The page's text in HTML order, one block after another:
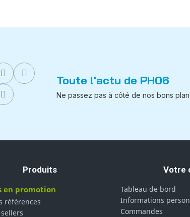
Toute l'actu de PH06
Ne passez pas à côté de nos bons
Produits
en promotion
références
Votre
Tableau de bord
Informations
Commandes